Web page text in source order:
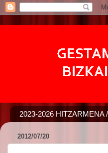
2023-2026 HITZARMENA
2012/07/20